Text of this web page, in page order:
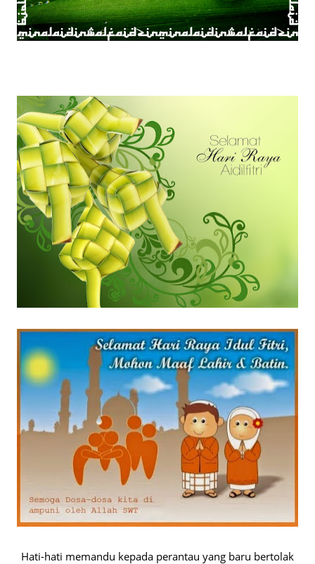
Hati-hati memandu kepada perantau yang baru bertolak